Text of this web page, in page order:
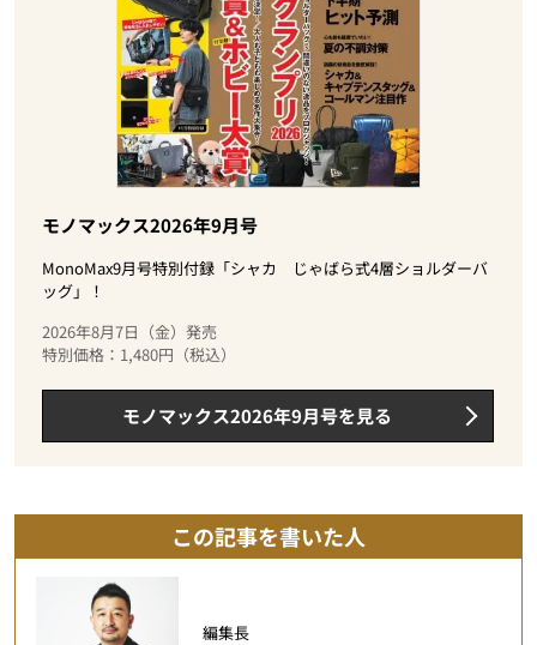
モノマックス2026年9月号
MonoMax9月号特別付録「シャカ じゃばら式4層ショルダーバ
ッグ」！
2026年8月7日（金）発売
特別価格：1,480円（税込）
モノマックス2026年9月号を見る
この記事を書いた人
編集長